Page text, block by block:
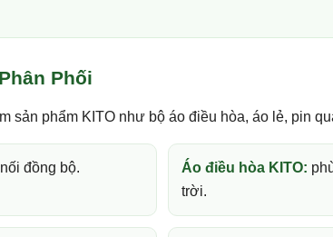
Phối
sản phẩm KITO như bộ áo điều hòa, áo lẻ, pin
đồng bộ. Áo điều hòa KITO:
trời.